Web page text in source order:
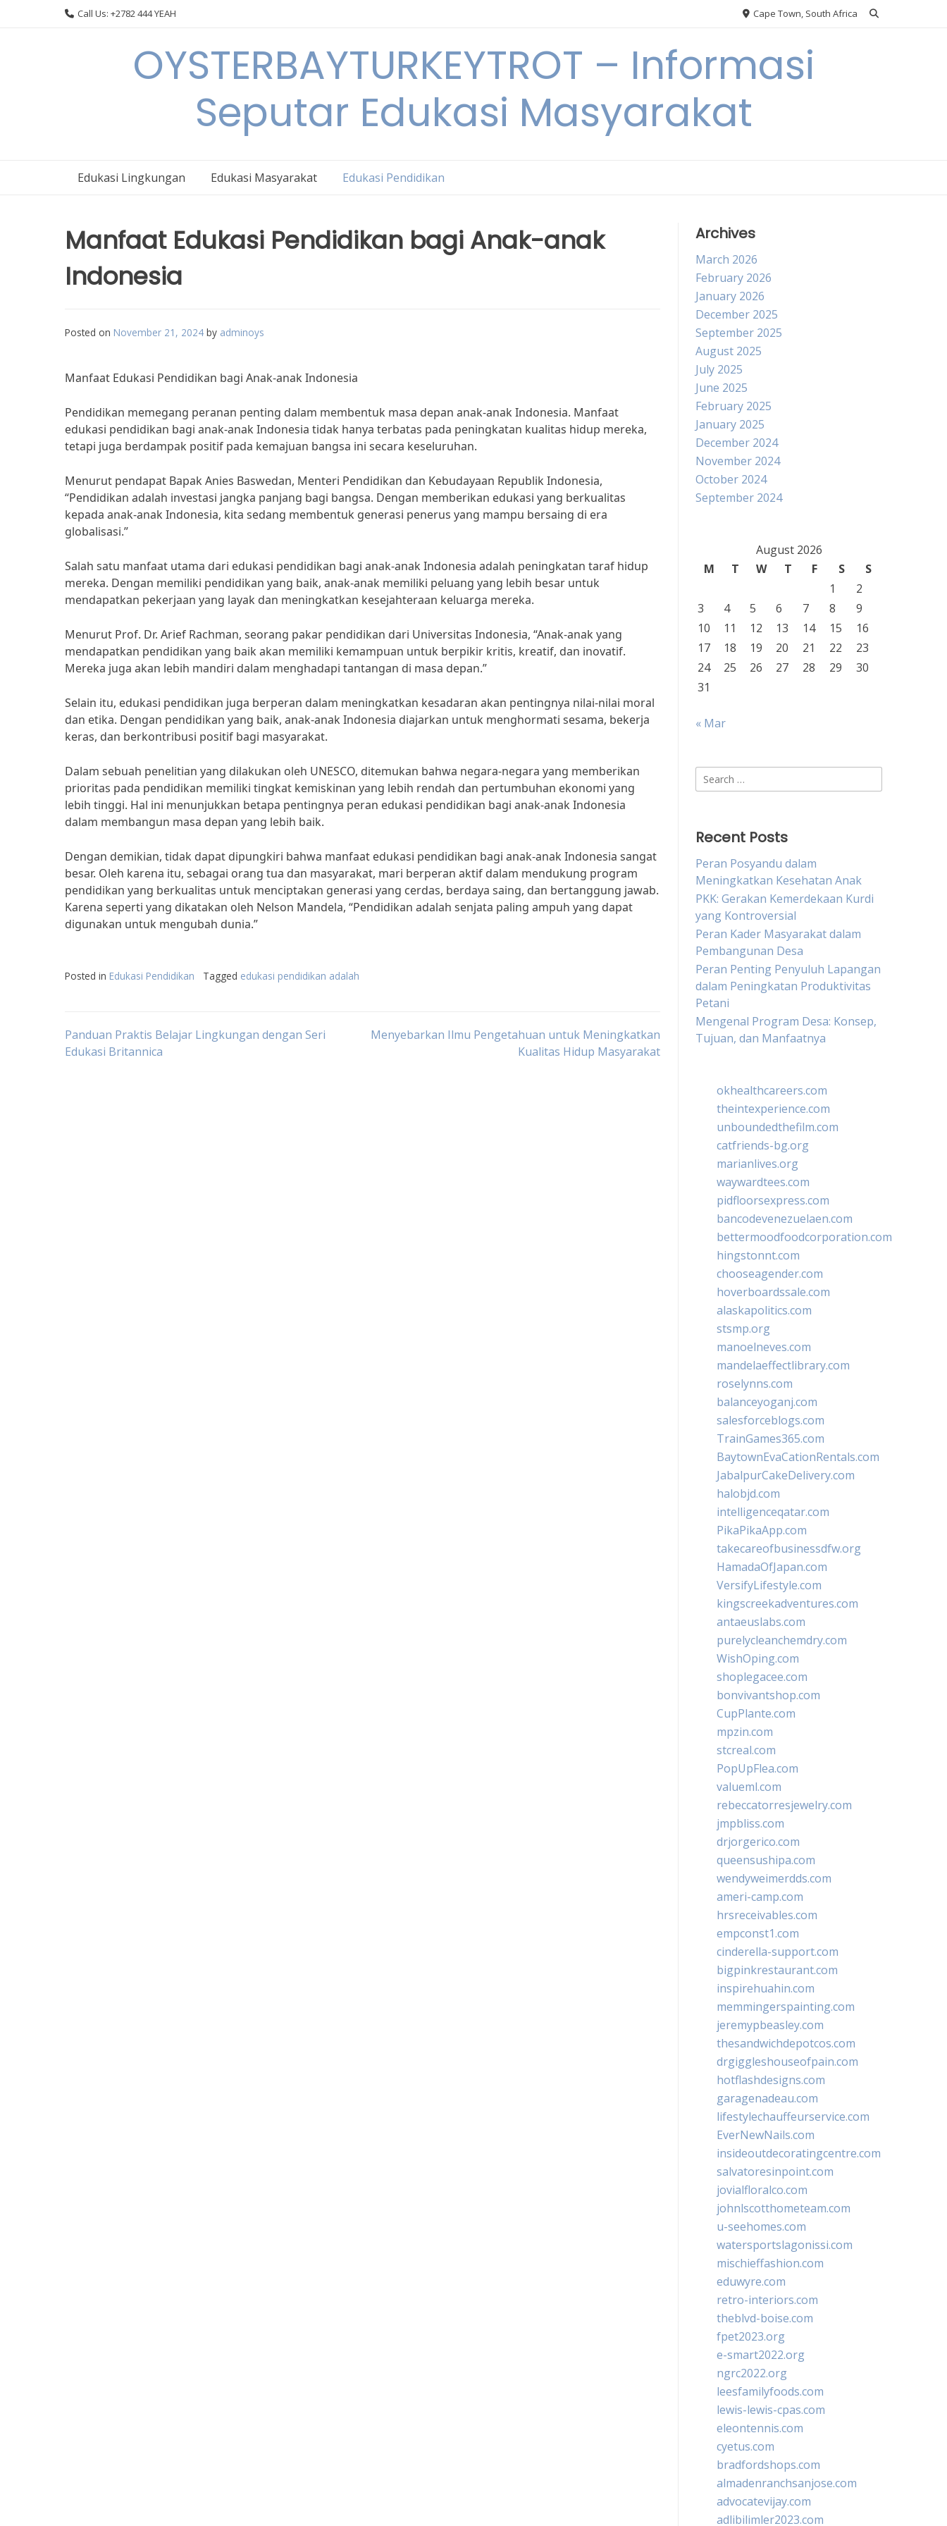
Call Us: +2782 444 YEAH Cape Town, South Africa
OYSTERBAYTURKEYTROT – Informasi
Seputar Edukasi Masyarakat
Edukasi Lingkungan Edukasi Masyarakat Edukasi Pendidikan
Manfaat Edukasi Pendidikan bagi Anak-anak
Indonesia
Posted on November 21, 2024 by adminoys
Manfaat Edukasi Pendidikan bagi Anak-anak Indonesia
Pendidikan memegang peranan penting dalam membentuk masa depan anak-anak Indonesia. Manfaat
edukasi pendidikan bagi anak-anak Indonesia tidak hanya terbatas pada peningkatan kualitas hidup mereka,
tetapi juga berdampak positif pada kemajuan bangsa ini secara keseluruhan.
Menurut pendapat Bapak Anies Baswedan, Menteri Pendidikan dan Kebudayaan Republik Indonesia,
“Pendidikan adalah investasi jangka panjang bagi bangsa. Dengan memberikan edukasi yang berkualitas
kepada anak-anak Indonesia, kita sedang membentuk generasi penerus yang mampu bersaing di era
globalisasi.”
Salah satu manfaat utama dari edukasi pendidikan bagi anak-anak Indonesia adalah peningkatan taraf hidup
mereka. Dengan memiliki pendidikan yang baik, anak-anak memiliki peluang yang lebih besar untuk
mendapatkan pekerjaan yang layak dan meningkatkan kesejahteraan keluarga mereka.
Menurut Prof. Dr. Arief Rachman, seorang pakar pendidikan dari Universitas Indonesia, “Anak-anak yang
mendapatkan pendidikan yang baik akan memiliki kemampuan untuk berpikir kritis, kreatif, dan inovatif.
Mereka juga akan lebih mandiri dalam menghadapi tantangan di masa depan.”
Selain itu, edukasi pendidikan juga berperan dalam meningkatkan kesadaran akan pentingnya nilai-nilai moral
dan etika. Dengan pendidikan yang baik, anak-anak Indonesia diajarkan untuk menghormati sesama, bekerja
keras, dan berkontribusi positif bagi masyarakat.
Dalam sebuah penelitian yang dilakukan oleh UNESCO, ditemukan bahwa negara-negara yang memberikan
prioritas pada pendidikan memiliki tingkat kemiskinan yang lebih rendah dan pertumbuhan ekonomi yang
lebih tinggi. Hal ini menunjukkan betapa pentingnya peran edukasi pendidikan bagi anak-anak Indonesia
dalam membangun masa depan yang lebih baik.
Dengan demikian, tidak dapat dipungkiri bahwa manfaat edukasi pendidikan bagi anak-anak Indonesia sangat
besar. Oleh karena itu, sebagai orang tua dan masyarakat, mari berperan aktif dalam mendukung program
pendidikan yang berkualitas untuk menciptakan generasi yang cerdas, berdaya saing, dan bertanggung jawab.
Karena seperti yang dikatakan oleh Nelson Mandela, “Pendidikan adalah senjata paling ampuh yang dapat
digunakan untuk mengubah dunia.”
Posted in Edukasi Pendidikan Tagged edukasi pendidikan adalah
Post
Panduan Praktis Belajar Lingkungan dengan Seri
Edukasi Britannica
Menyebarkan Ilmu Pengetahuan untuk Meningkatkan
Kualitas Hidup Masyarakat
Archives
March 2026
February 2026
January 2026
December 2025
September 2025
August 2025
July 2025
June 2025
February 2025
January 2025
December 2024
November 2024
October 2024
September 2024
August 2026
M
T W T F S
S
1
2
3
4 5 6 7 8
9
10
11 12 13 14 15
16
17
18 19 20 21 22
23
24
25 26 27 28 29
30
31
« Mar
Search
for:
Recent Posts
Peran Posyandu dalam
Meningkatkan Kesehatan Anak
PKK: Gerakan Kemerdekaan Kurdi
yang Kontroversial
Peran Kader Masyarakat dalam
Pembangunan Desa
Peran Penting Penyuluh Lapangan
dalam Peningkatan Produktivitas
Petani
Mengenal Program Desa: Konsep,
Tujuan, dan Manfaatnya
okhealthcareers.com
theintexperience.com
unboundedthefilm.com
catfriends-bg.org
marianlives.org
waywardtees.com
pidfloorsexpress.com
bancodevenezuelaen.com
bettermoodfoodcorporation.com
hingstonnt.com
chooseagender.com
hoverboardssale.com
alaskapolitics.com
stsmp.org
manoelneves.com
mandelaeffectlibrary.com
roselynns.com
balanceyoganj.com
salesforceblogs.com
TrainGames365.com
BaytownEvaCationRentals.com
JabalpurCakeDelivery.com
halobjd.com
intelligenceqatar.com
PikaPikaApp.com
takecareofbusinessdfw.org
HamadaOfJapan.com
VersifyLifestyle.com
kingscreekadventures.com
antaeuslabs.com
purelycleanchemdry.com
WishOping.com
shoplegacee.com
bonvivantshop.com
CupPlante.com
mpzin.com
stcreal.com
PopUpFlea.com
valueml.com
rebeccatorresjewelry.com
jmpbliss.com
drjorgerico.com
queensushipa.com
wendyweimerdds.com
ameri-camp.com
hrsreceivables.com
empconst1.com
cinderella-support.com
bigpinkrestaurant.com
inspirehuahin.com
memmingerspainting.com
jeremypbeasley.com
thesandwichdepotcos.com
drgiggleshouseofpain.com
hotflashdesigns.com
garagenadeau.com
lifestylechauffeurservice.com
EverNewNails.com
insideoutdecoratingcentre.com
salvatoresinpoint.com
jovialfloralco.com
johnlscotthometeam.com
u-seehomes.com
watersportslagonissi.com
mischieffashion.com
eduwyre.com
retro-interiors.com
theblvd-boise.com
fpet2023.org
e-smart2022.org
ngrc2022.org
leesfamilyfoods.com
lewis-lewis-cpas.com
eleontennis.com
cyetus.com
bradfordshops.com
almadenranchsanjose.com
advocatevijay.com
adlibilimler2023.com